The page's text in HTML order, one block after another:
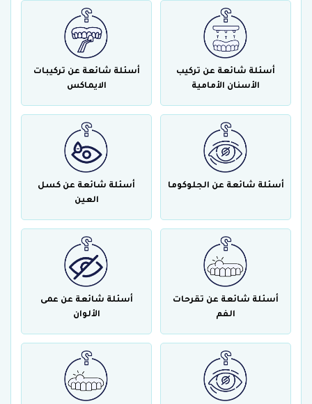
أسئلة شائعة عن تركيب
الأسنان الأمامية
أسئلة شائعة عن تركيبات
الايماكس
أسئلة شائعة عن الجلوكوما
أسئلة شائعة عن كسل
العين
أسئلة شائعة عن تقرحات
الفم
أسئلة شائعة عن عمى
الألوان